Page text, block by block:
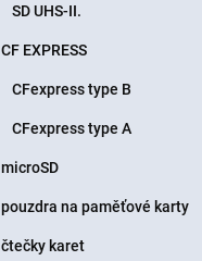
SD UHS-II.
CF EXPRESS
CFexpress type B
CFexpress type A
microSD
pouzdra na paměťové karty
čtečky karet